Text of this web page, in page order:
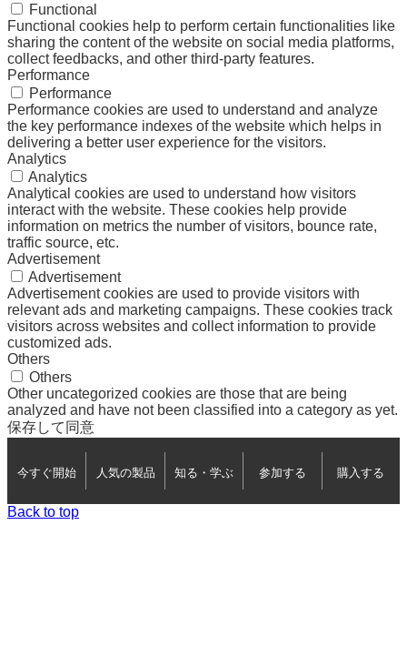
Functional
Functional cookies help to perform certain functionalities like
sharing the content of the website on social media platforms,
collect feedbacks, and other third-party features.
Performance
Performance
Performance cookies are used to understand and analyze
the key performance indexes of the website which helps in
delivering a better user experience for the visitors.
Analytics
Analytics
Analytical cookies are used to understand how visitors
interact with the website. These cookies help provide
information on metrics the number of visitors, bounce rate,
traffic source, etc.
Advertisement
Advertisement
Advertisement cookies are used to provide visitors with
relevant ads and marketing campaigns. These cookies track
visitors across websites and collect information to provide
customized ads.
Others
Others
Other uncategorized cookies are those that are being
analyzed and have not been classified into a category as yet.
保存して同意
今すぐ開始 人気の製品 知る・学ぶ 参加する 購入する
Back to top